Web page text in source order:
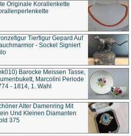
Originale Korallenkette
Tierfigur Gepard Auf
- Sockel Signiert
Barocke Meissen Tasse,
Marcolini Periode
- 1814, 1. Wahl
Alter Damenring Mit
Und Kleinen Diamanten
375